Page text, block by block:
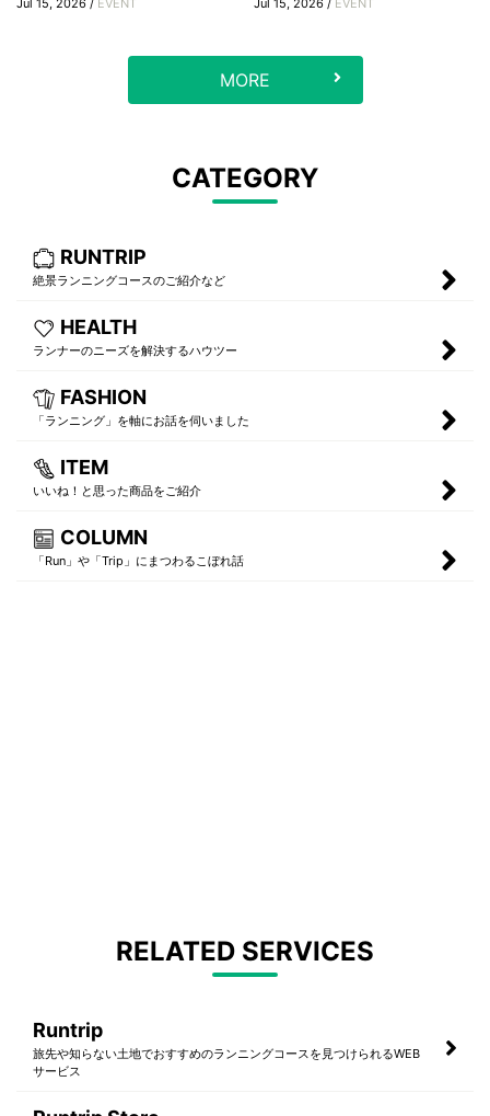
Jul 15, 2026 / EVENT Jul 15, 2026 / EVENT
MORE
CATEGORY
RUNTRIP
絶景ランニングコースのご紹介など
HEALTH
ランナーのニーズを解決するハウツー
FASHION
「ランニング」を軸にお話を伺いました
ITEM
いいね！と思った商品をご紹介
COLUMN
「Run」や「Trip」にまつわるこぼれ話
RELATED SERVICES
Runtrip
旅先や知らない土地でおすすめのランニングコースを見つけられるWEB
サービス